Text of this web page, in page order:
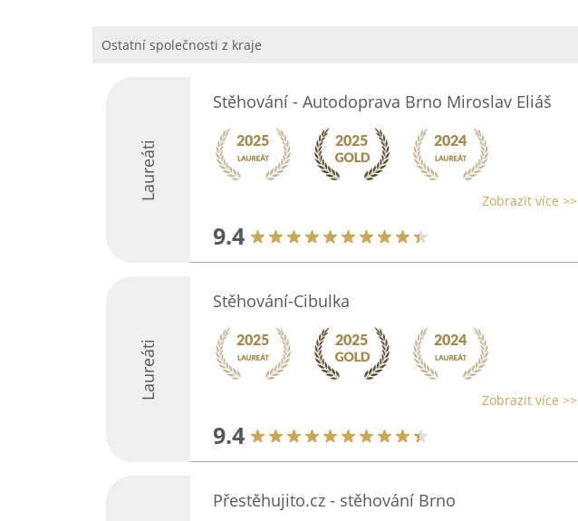
Ostatní společnosti z kraje
Laureáti
Stěhování - Autodoprava Brno Miroslav Eliáš
Zobrazit více >>
9.4
Laureáti
Stěhování-Cibulka
Zobrazit více >>
9.4
Přestěhujito.cz - stěhování Brno